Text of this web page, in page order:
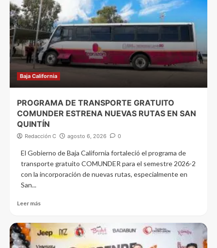
Baja California
PROGRAMA DE TRANSPORTE GRATUITO
COMUNDER ESTRENA NUEVAS RUTAS EN SAN
QUINTÍN
Redacción C agosto 6, 2026 0
El Gobierno de Baja California fortaleció el programa de
transporte gratuito COMUNDER para el semestre 2026-2
con la incorporación de nuevas rutas, especialmente en
San...
Leer más